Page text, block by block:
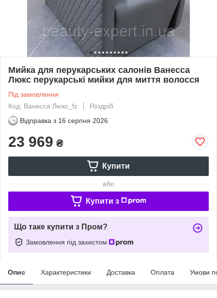
Мийка для перукарських салонів Ванесса
Люкс перукарські мийки для миття волосся
Під замовлення
Код: Ванесса Люкс_fz
Роздріб
Відправка з 16 серпня 2026
23 969 ₴
Купити
або
Купити з
Що таке купити з Пром?
Замовлення під захистом
Опис Характеристики Доставка Оплата Умови